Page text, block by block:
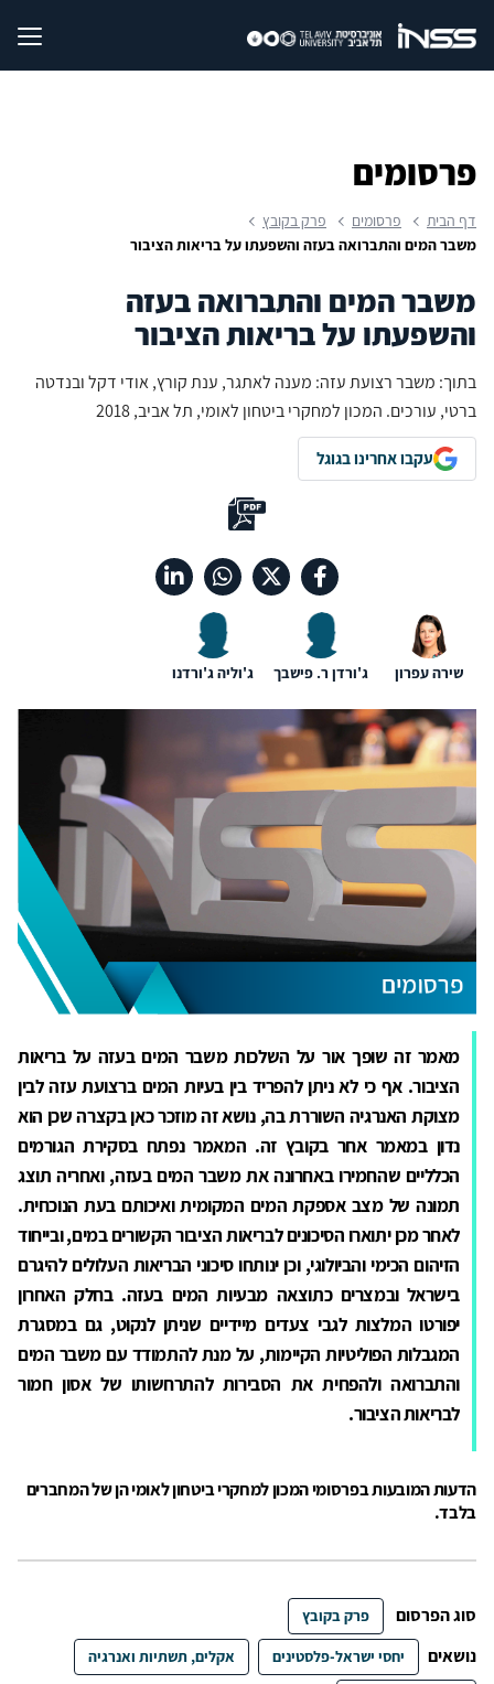
פרסומים
דף הבית פרסומים
פרק בקובץ
משבר המים והתברואה בעזה והשפעתו על בריאות הציבור
משבר המים והתברואה בעזה
והשפעתו על בריאות הציבור
בתוך: משבר רצועת עזה: מענה לאתגר, ענת קורץ, אודי דקל ובנדטה
ברטי, עורכים. המכון למחקרי ביטחון לאומי, תל אביב, 2018
עקבו אחרינו בגוגל
שירה עפרון ג'ורדן ר. פישבך ג'וליה ג'ורדנו
מאמר זה שופך אור על השלכות משבר המים בעזה על בריאות
הציבור. אף כי לא ניתן להפריד בין בעיות המים ברצועת עזה לבין
מצוקת האנרגיה השוררת בה, נושא זה מוזכר כאן בקצרה שכן הוא
נדון במאמר אחר בקובץ זה. המאמר נפתח בסקירת הגורמים
הכלליים שהחמירו באחרונה את משבר המים בעזה, ואחריה תוצג
תמונה של מצב אספקת המים המקומית ואיכותם בעת הנוכחית.
לאחר מכן יתוארו הסיכונים לבריאות הציבור הקשורים במים, ובייחוד
הזיהום הכימי והביולוגי, וכן ינותחו סיכוני הבריאות העלולים להיגרם
בישראל ובמצרים כתוצאה מבעיות המים בעזה. בחלק האחרון
יפורטו המלצות לגבי צעדים מיידיים שניתן לנקוט, גם במסגרת
המגבלות הפוליטיות הקיימות, על מנת להתמודד עם משבר המים
והתברואה ולהפחית את הסבירות להתרחשותו של אסון חמור
לבריאות הציבור.
הדעות המובעות בפרסומי המכון למחקרי ביטחון לאומי הן של המחברים
בלבד.
סוג הפרסום פרק בקובץ
נושאים יחסי ישראל-פלסטינים אקלים, תשתיות ואנרגיה